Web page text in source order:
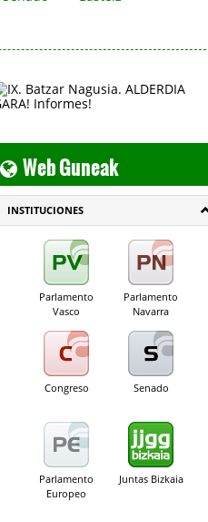
Web Guneak
INSTITUCIONES
Parlamento
Vasco
Parlamento
Navarra
Congreso Senado
Parlamento
Europeo
Juntas Bizkaia